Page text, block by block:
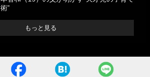
術”
もっと見る